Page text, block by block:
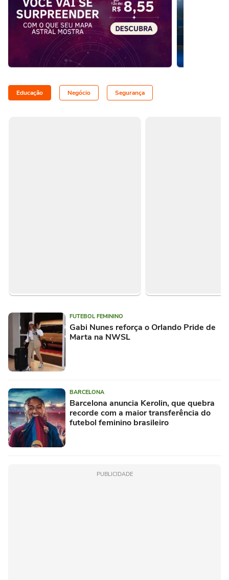
Educação Negócio Segurança
FUTEBOL FEMININO
Gabi Nunes reforça o Orlando Pride de
Marta na NWSL
BARCELONA
Barcelona anuncia Kerolin, que quebra
recorde com a maior transferência do
futebol feminino brasileiro
PUBLICIDADE